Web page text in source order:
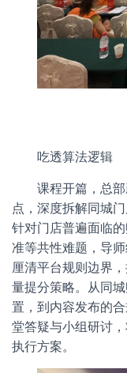
吃透算法逻辑
课程开篇，总
点，深度拆解同城门
针对门店普遍面临
准等共性难题，导
厘清平台规则边界
量提分策略。从同
置，到内容发布的
堂答疑与小组研讨
执行方案。